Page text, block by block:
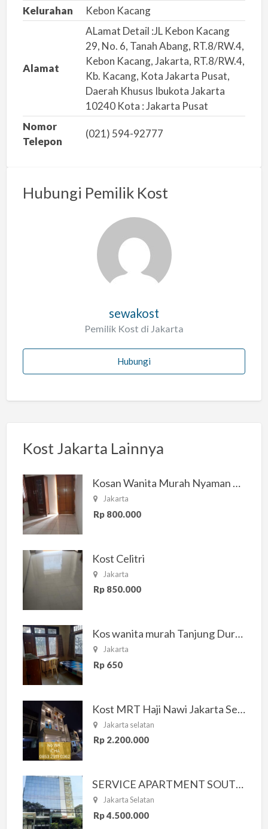
s
a
h
Kelurahan
Kebon Kacang
Alamat
ALamat Detail :JL Kebon Kacang
29, No. 6, Tanah Abang, RT.8/RW.4,
Kebon Kacang, Jakarta, RT.8/RW.4,
Kb. Kacang, Kota Jakarta Pusat,
Daerah Khusus Ibukota Jakarta
10240 Kota : Jakarta Pusat
Nomor
Telepon
(021) 594-92777
Hubungi Pemilik Kost
sewakost
Pemilik Kost di Jakarta
Hubungi
Kost Jakarta Lainnya
Kosan Wanita Murah Nyaman di Jakarta Selatan
Jakarta
Rp 800.000
Kost Celitri
Jakarta
Rp 850.000
Kos wanita murah Tanjung Duren Jakarta Barat
Jakarta
Rp 650
Kost MRT Haji Nawi Jakarta Selatan
Jakarta selatan
Rp 2.200.000
SERVICE APARTMENT SOUTH RESIDENCE
Jakarta Selatan
Rp 4.500.000